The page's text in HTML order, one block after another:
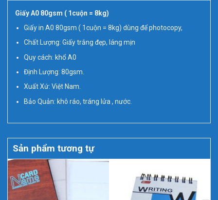
Giấy A0 80gsm ( 1cuộn = 8kg)
Giấy in A0 80gsm ( 1cuộn = 8kg) dùng để photocopy,
Chất Lượng: Giấy trắng đẹp, láng mịn
Quy cách: khổ A0
Định Lượng: 80gsm.
Xuất Xứ: Việt Nam.
Bảo Quản: khô ráo, tráng lửa , nước.
Sản phẩm tương tự